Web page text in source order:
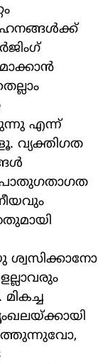
എന്ന്
വ്യക്തിഗത
പൊതുഗതാഗത
ശ്വസിക്കാനോ